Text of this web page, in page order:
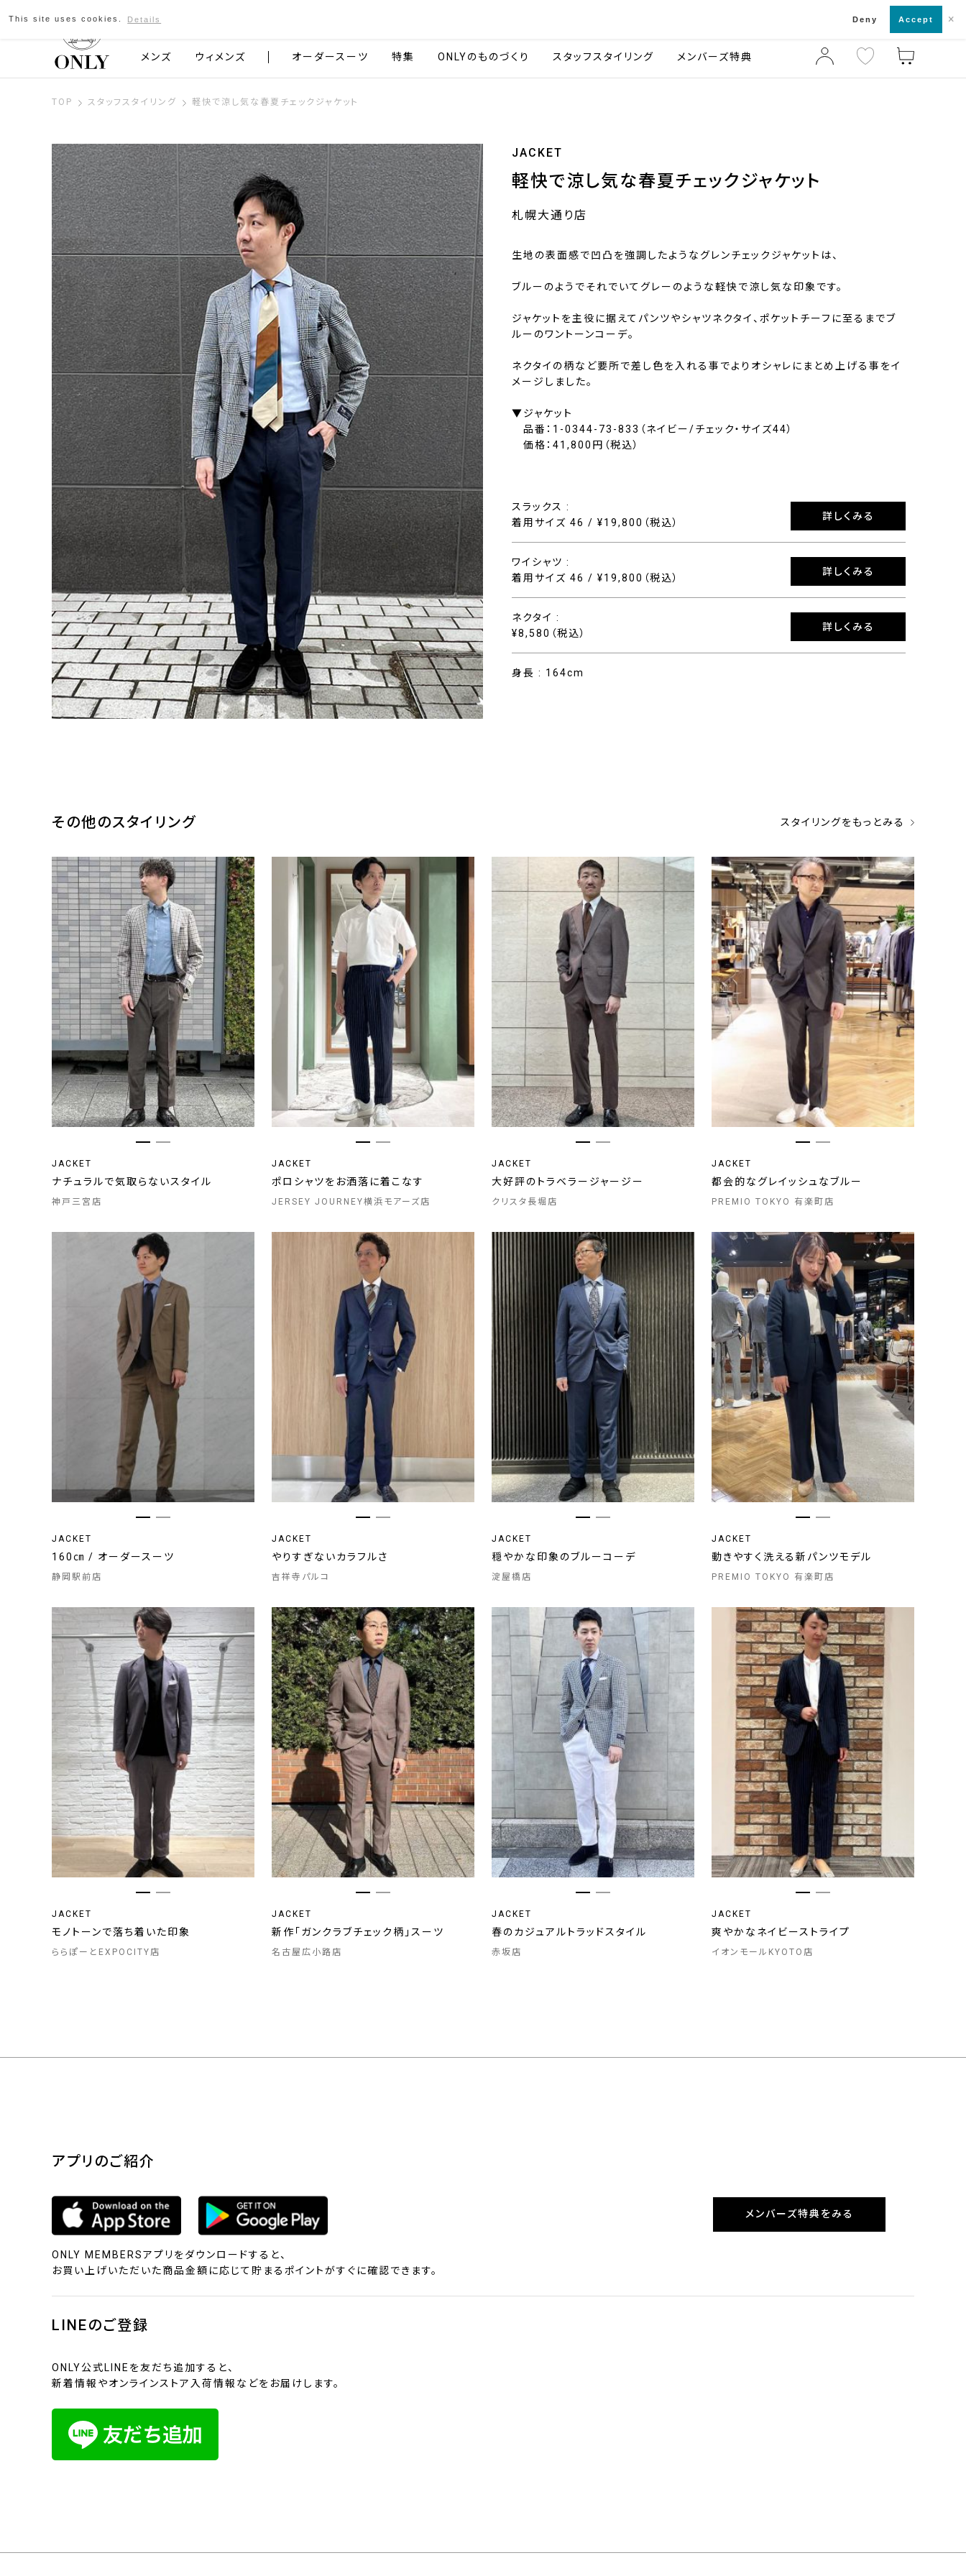
京都発のスーツブランド ONLY 店舗一覧・来店予約
メンズ ウィメンズ オーダースーツ 特集 ONLYのものづくり スタッフスタイリング メンバーズ特典
TOP スタッフスタイリング 軽快で涼し気な春夏チェックジャケット
JACKET
軽快で涼し気な春夏チェックジャケット
札幌大通り店
生地の表面感で凹凸を強調したようなグレンチェックジャケットは、
ブルーのようでそれでいてグレーのような軽快で涼し気な印象です。
ジャケットを主役に据えてパンツやシャツネクタイ、ポケットチーフに至るまでブ
ルーのワントーンコーデ。
ネクタイの柄など要所で差し色を入れる事でよりオシャレにまとめ上げる事をイ
メージしました。
▼ジャケット
品番：1-0344-73-833（ネイビー/チェック・サイズ44）
価格：41,800円（税込）
スラックス :
着用サイズ 46 / ¥19,800（税込）
詳しくみる
ワイシャツ :
着用サイズ 46 / ¥19,800（税込）
詳しくみる
ネクタイ :
¥8,580（税込）
詳しくみる
身長 : 164cm
その他のスタイリング スタイリングをもっとみる
JACKET
ナチュラルで気取らないスタイル
神戸三宮店
JACKET
ポロシャツをお洒落に着こなす
JERSEY JOURNEY横浜モアーズ店
JACKET
大好評のトラベラージャージー
クリスタ長堀店
JACKET
都会的なグレイッシュなブルー
PREMIO TOKYO 有楽町店
JACKET
160㎝ / オーダースーツ
静岡駅前店
JACKET
やりすぎないカラフルさ
吉祥寺パルコ
JACKET
穏やかな印象のブルーコーデ
淀屋橋店
JACKET
動きやすく洗える新パンツモデル
PREMIO TOKYO 有楽町店
JACKET
モノトーンで落ち着いた印象
ららぽーとEXPOCITY店
JACKET
新作「ガンクラブチェック柄」スーツ
名古屋広小路店
JACKET
春のカジュアルトラッドスタイル
赤坂店
JACKET
爽やかなネイビーストライプ
イオンモールKYOTO店
アプリのご紹介
ONLY MEMBERSアプリをダウンロードすると、
お買い上げいただいた商品金額に応じて貯まるポイントがすぐに確認できます。
メンバーズ特典をみる
LINEのご登録
ONLY公式LINEを友だち追加すると、
新着情報やオンラインストア入荷情報などをお届けします。
This site uses cookies. Details Deny Accept ×